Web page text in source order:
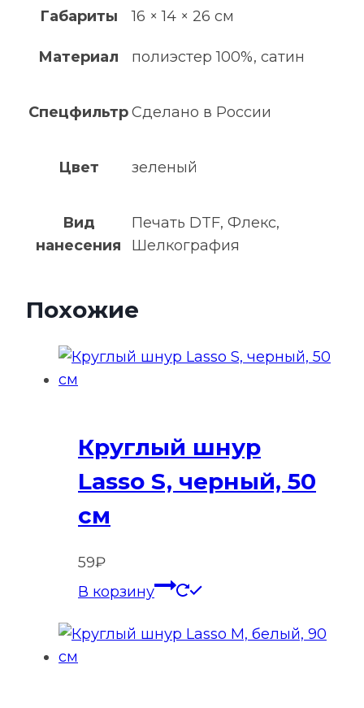
Габариты
16 × 14 × 26 см
Материал полиэстер 100%, сатин
СпецфильтрСделано в России
Цвет зеленый
Вид
нанесения
Печать DTF, Флекс,
Шелкография
Похожие
Круглый шнур
Lasso S, черный, 50
см
59₽
В корзину